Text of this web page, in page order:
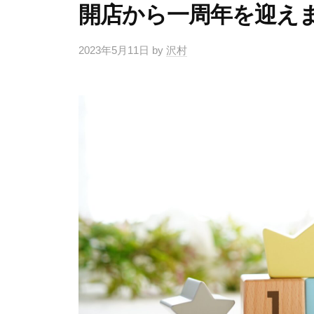
開店から一周年を迎え
2023年5月11日 by 沢村